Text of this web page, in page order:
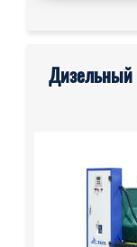
Дизельный